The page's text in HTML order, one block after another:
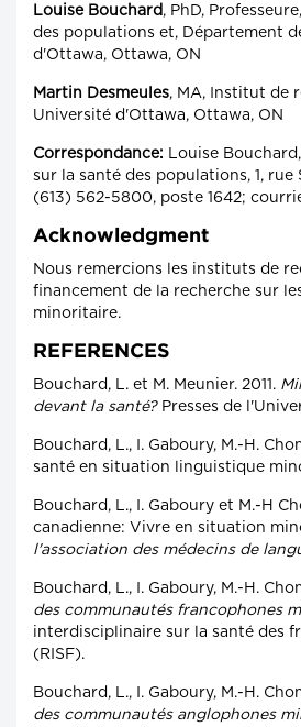
Louise Bouchard , PhD,
des populations et, Département
d'Ottawa, Ottawa, ON
Martin Desmeules, MA, Institut de
Université d'Ottawa, Ottawa, ON
Correspondance: Louise
sur la santé des populations, 1,
(613) 562-5800, poste 1642;
Acknowledgment
Nous remercions les instituts de
financement de la recherche sur
minoritaire.
REFERENCES
Bouchard, L. et M. Meunier. 2011.
devant la santé?Presses de
Bouchard, L., I. Gaboury, M.-H.
santé en situation linguistique
Bouchard, L., I. Gaboury et M.-H
canadienne: Vivre en situation
l'association des médecins de
Bouchard, L., I. Gaboury, M.-H.
des communautés francophones
interdisciplinaire sur la santé des
(RISF).
Bouchard, L., I. Gaboury, M.-H.
des communautés anglophones